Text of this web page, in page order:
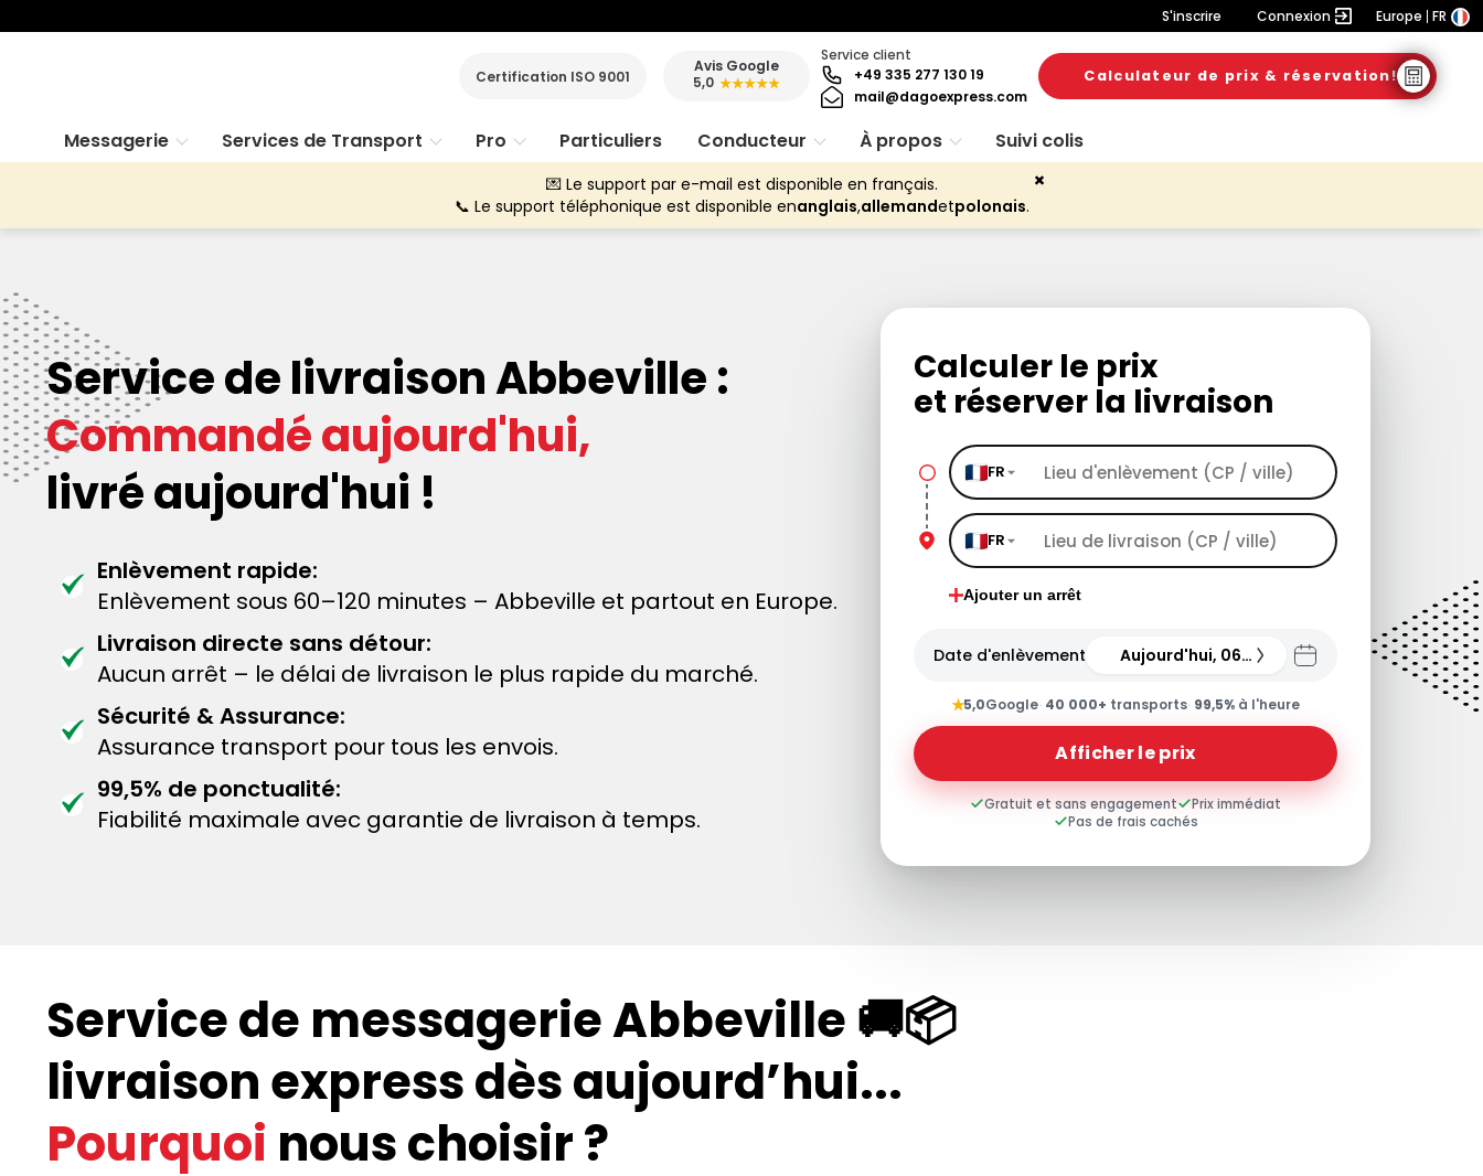
S'inscrire Connexion Europe FR
Certification ISO 9001
Avis Google
5,0 ★★★★★
Service client
+49 335 277 130 19
mail@dagoexpress.com
Calculateur de prix & réservation!
Messagerie Services de Transport Pro Particuliers Conducteur À propos Suivi colis
💌 Le support par e-mail est disponible en français.
📞 Le support téléphonique est disponible enanglais,allemandetpolonais.
Service de livraison Abbeville :
Commandé aujourd'hui,
livré aujourd'hui !
Enlèvement rapide:
Enlèvement sous 60–120 minutes – Abbeville et partout en Europe.
Livraison directe sans détour:
Aucun arrêt – le délai de livraison le plus rapide du marché.
Sécurité & Assurance:
Assurance transport pour tous les envois.
99,5% de ponctualité:
Fiabilité maximale avec garantie de livraison à temps.
Calculer le prix
et réserver la livraison
FR
FR
Ajouter un arrêt
Date d'enlèvement Aujourd'hui, 06.08.26
★5,0Google· 40 000+ transports· 99,5% à l'heure
Afficher le prix
Gratuit et sans engagement
Prix immédiat
Pas de frais cachés
Service de messagerie Abbeville 🚚📦
livraison express dès aujourd’hui...
Pourquoi nous choisir ?